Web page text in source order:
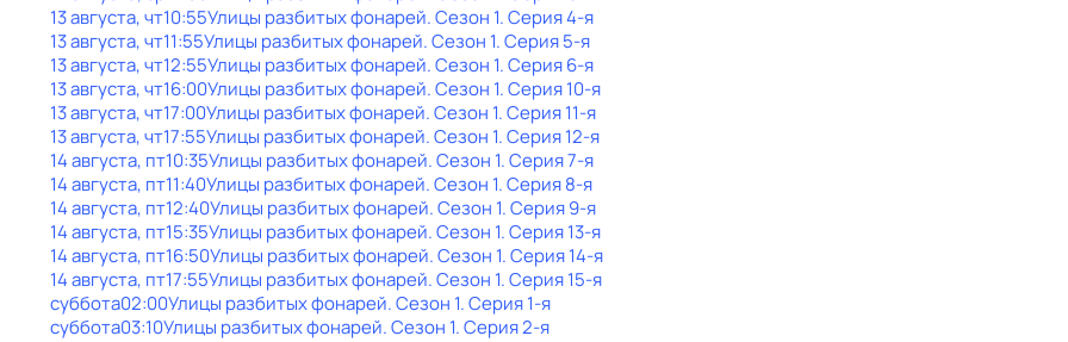
13 августа, чт10:55Улицы разбитых фонарей. Сезон 1. Серия 4-я
13 августа, чт11:55Улицы разбитых фонарей. Сезон 1. Серия 5-я
13 августа, чт12:55Улицы разбитых фонарей. Сезон 1. Серия 6-я
13 августа, чт16:00Улицы разбитых фонарей. Сезон 1. Серия 10-я
13 августа, чт17:00Улицы разбитых фонарей. Сезон 1. Серия 11-я
13 августа, чт17:55Улицы разбитых фонарей. Сезон 1. Серия 12-я
14 августа, пт10:35Улицы разбитых фонарей. Сезон 1. Серия 7-я
14 августа, пт11:40Улицы разбитых фонарей. Сезон 1. Серия 8-я
14 августа, пт12:40Улицы разбитых фонарей. Сезон 1. Серия 9-я
14 августа, пт15:35Улицы разбитых фонарей. Сезон 1. Серия 13-я
14 августа, пт16:50Улицы разбитых фонарей. Сезон 1. Серия 14-я
14 августа, пт17:55Улицы разбитых фонарей. Сезон 1. Серия 15-я
суббота02:00Улицы разбитых фонарей. Сезон 1. Серия 1-я
суббота03:10Улицы разбитых фонарей. Сезон 1. Серия 2-я